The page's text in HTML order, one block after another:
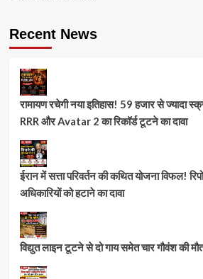
Recent News
रामायण रचेगी नया इतिहास! 59 हजार से ज्यादा
RRR और Avatar 2 का रिकॉर्ड टूटने का दावा
ईरान में सत्ता परिवर्तन की कथित योजना विफल!
अधिकारियों को हटाने का दावा
विद्युत लाइन टूटने से दो गाय समेत चार गौवंश की